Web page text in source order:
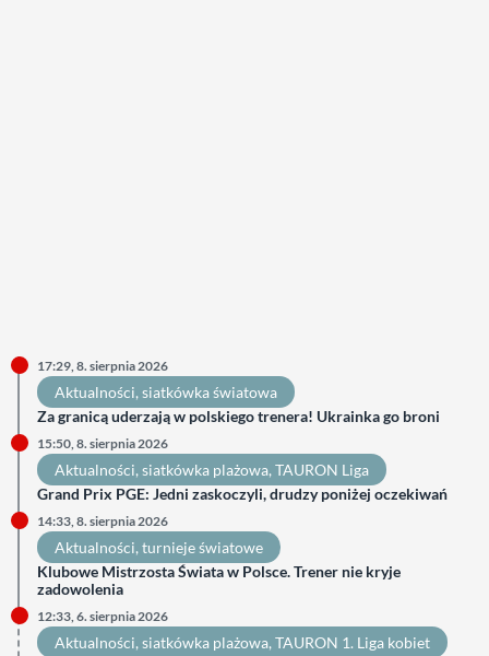
17:29, 8. sierpnia 2026
Aktualności, siatkówka światowa
Za granicą uderzają w polskiego trenera! Ukrainka go broni
15:50, 8. sierpnia 2026
Aktualności, siatkówka plażowa, TAURON Liga
Grand Prix PGE: Jedni zaskoczyli, drudzy poniżej oczekiwań
14:33, 8. sierpnia 2026
Aktualności, turnieje światowe
Klubowe Mistrzosta Świata w Polsce. Trener nie kryje
zadowolenia
12:33, 6. sierpnia 2026
Aktualności, siatkówka plażowa, TAURON 1. Liga kobiet